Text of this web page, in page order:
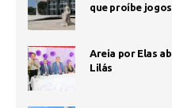
que proíbe
Areia por Elas
Lilás